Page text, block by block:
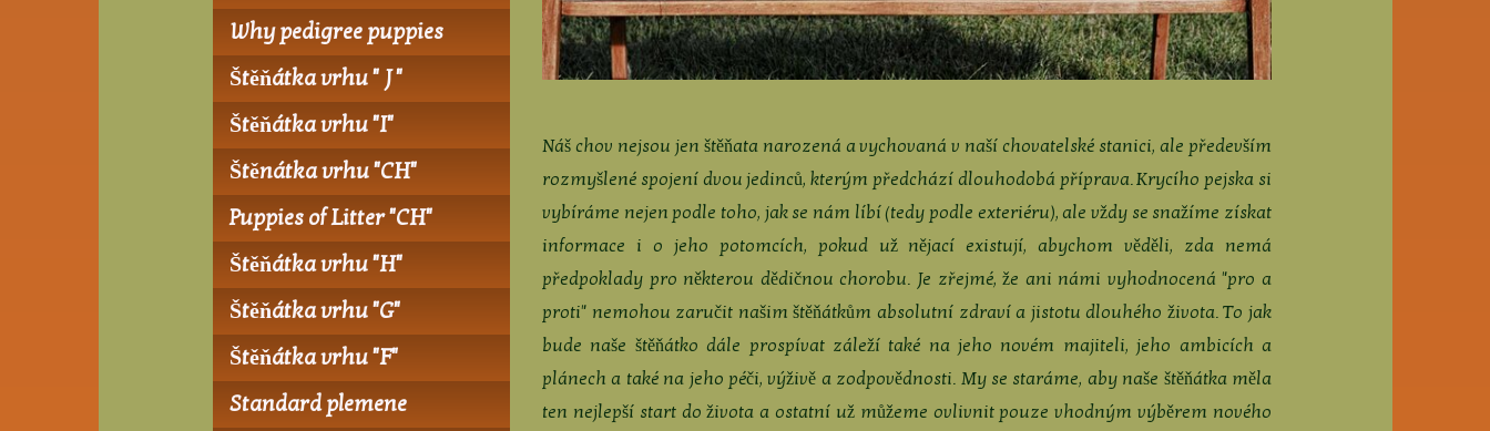
Náš chov nejsou jen štěňata narozená a vychovaná v naší chovatelské stanici, ale především
rozmyšlené spojení dvou jedinců, kterým předchází dlouhodobá příprava. Krycího pejska si
vybíráme nejen podle toho, jak se nám líbí (tedy podle exteriéru), ale vždy se snažíme získat
informace i o jeho potomcích, pokud už nějací existují, abychom věděli, zda nemá
předpoklady pro některou dědičnou chorobu. Je zřejmé, že ani námi vyhodnocená "pro a
proti" nemohou zaručit našim štěňátkům absolutní zdraví a jistotu dlouhého života. To jak
bude naše štěňátko dále prospívat záleží také na jeho novém majiteli, jeho ambicích a
plánech a také na jeho péči, výživě a zodpovědnosti. My se staráme, aby naše štěňátka měla
ten nejlepší start do života a ostatní už můžeme ovlivnit pouze vhodným výběrem nového
Why pedigree puppies
Štěňátka vrhu " J "
Štěňátka vrhu "I"
Štěnátka vrhu "CH"
Puppies of Litter "CH"
Štěňátka vrhu "H"
Štěňátka vrhu "G"
Štěňátka vrhu "F"
Standard plemene